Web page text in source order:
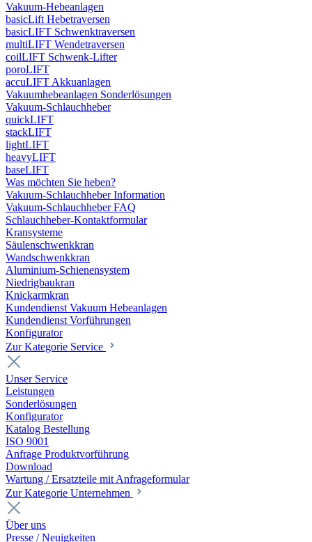
Vakuum-Hebeanlagen
basicLift Hebetraversen
basicLIFT Schwenktraversen
multiLIFT Wendetraversen
coilLIFT Schwenk-Lifter
poroLIFT
accuLIFT Akkuanlagen
Vakuumhebeanlagen Sonderlösungen
Vakuum-Schlauchheber
quickLIFT
stackLIFT
lightLIFT
heavyLIFT
baseLIFT
Was möchten Sie heben?
Vakuum-Schlauchheber Information
Vakuum-Schlauchheber FAQ
Schlauchheber-Kontaktformular
Kransysteme
Säulenschwenkkran
Wandschwenkkran
Aluminium-Schienensystem
Niedrigbaukran
Knickarmkran
Kundendienst Vakuum Hebeanlagen
Kundendienst Vorführungen
Konfigurator
Zur Kategorie Service
Unser Service
Leistungen
Sonderlösungen
Konfigurator
Katalog Bestellung
ISO 9001
Anfrage Produktvorführung
Download
Wartung / Ersatzteile mit Anfrageformular
Zur Kategorie Unternehmen
Über uns
Presse / Neuigkeiten